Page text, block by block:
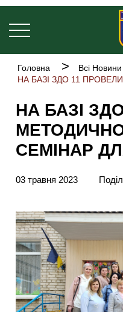
Перейти
до
основного
вмісту
Основна
Рядок
навіґації
Головна
Всі Новини
НА БАЗІ
СЕМІНАР
03 травня 2023